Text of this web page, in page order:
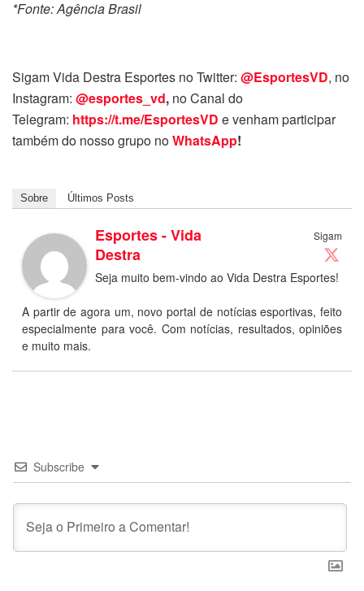
*Fonte: Agência Brasil
Sigam Vida Destra Esportes no Twitter: @EsportesVD, no
Instagram: @esportes_vd, no Canal do
Telegram: https://t.me/EsportesVD e venham participar
também do nosso grupo noWhatsApp!
Sobre Últimos Posts
Sigam
Esportes - Vida
Destra
Seja muito bem-vindo ao Vida Destra Esportes!
A partir de agora um, novo portal de notícias esportivas, feito
especialmente para você. Com notícias, resultados, opiniões
e muito mais.
Subscribe